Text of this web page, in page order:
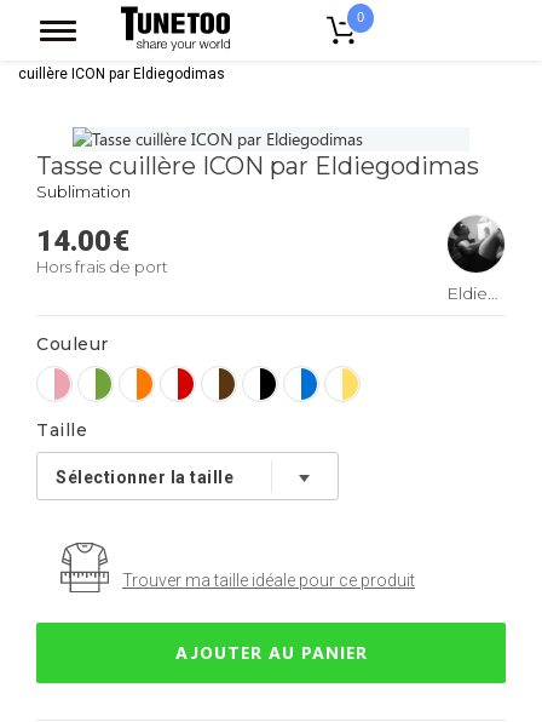
0
Accessoires Casquettes
cuillère ICON par Eldiegodimas
Tasse cuillère ICON par Eldiegodimas
Sublimation
14.00€
Hors frais de port
Eldiegodimas
Couleur
Taille
Trouver ma taille idéale pour ce produit
AJOUTER AU PANIER